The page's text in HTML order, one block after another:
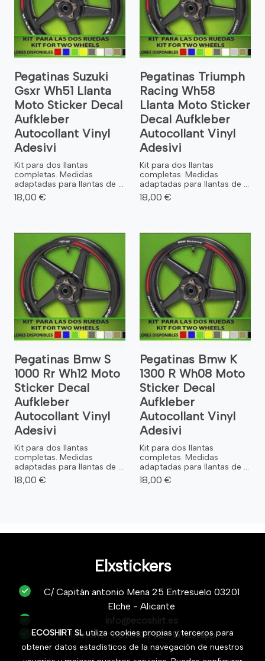
Pegatinas Suzuki
Gsxr Wh51 Llanta
Moto Sticker Decal
Aufkleber
Autocollant Vinyl
Adesivi
Kit para dos llantas
completas. Medidas
adaptadas para llantas de ...
18,00 €
Pegatinas Triumph
Racing Wh58
Llanta Moto Sticker
Decal Aufkleber
Autocollant Vinyl
Adesivi
Kit para dos llantas
completas. Medidas
adaptadas para llantas de ...
18,00 €
Pegatinas Bmw S
1000 Rr Wh12 Moto
Sticker Decal
Aufkleber
Autocollant Vinyl
Adesivi
Kit para dos llantas
completas. Medidas
adaptadas para llantas de ...
18,00 €
Pegatinas Bmw K
1300 R Wh08 Moto
Sticker Decal
Aufkleber
Autocollant Vinyl
Adesivi
Kit para dos llantas
completas. Medidas
adaptadas para llantas de ...
18,00 €
Elxstickers
C/ Capitán antonio Mena 25 Entresuelo 03201
Elche - Alicante
info@ecoshirt.es
Teléfono :687632752/Whastapp
ECOSHIRT SLutiliza cookies propias y terceros para
obtener datos estadísticos de la navegación de nuestros